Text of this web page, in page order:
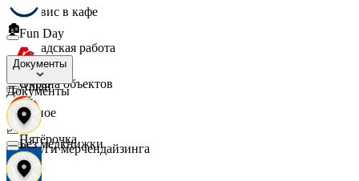
Сервис в кафе
🏚️
Складская работа
🛡️
Охрана объектов
🔎
Разное
📈
Услуги мерчендайзинга
Fun Day
Ашан
Пятёрочка
Документы
Документы
Без медкнижки